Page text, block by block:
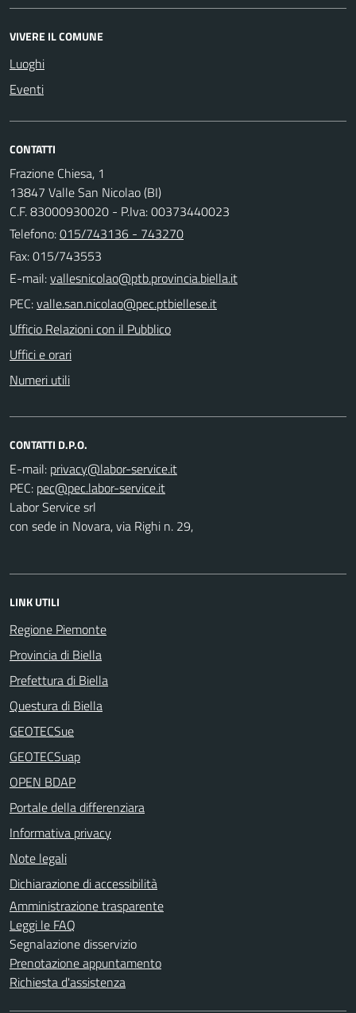
VIVERE IL COMUNE
Luoghi
Eventi
CONTATTI
Frazione Chiesa, 1
13847 Valle San Nicolao (BI)
C.F. 83000930020 - P.Iva: 00373440023
Telefono:015/743136 - 743270
Fax: 015/743553
E-mail:
PEC:
Ufficio Relazioni con il Pubblico
Uffici e orari
Numeri utili
CONTATTI D.P.O.
E-mail:
PEC:
Labor Service srl
con sede in Novara, via Righi n. 29,
LINK UTILI
Regione Piemonte
Provincia di Biella
Prefettura di Biella
Questura di Biella
GEOTECSue
GEOTECSuap
OPEN BDAP
Portale della differenziara
Informativa privacy
Note legali
Dichiarazione di accessibilità
Amministrazione trasparente
Leggi le FAQ
Segnalazione disservizio
Prenotazione appuntamento
Richiesta d'assistenza